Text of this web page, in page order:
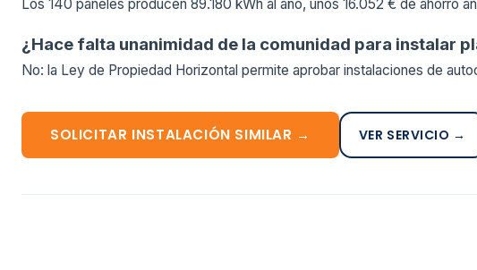
Los 140 paneles producen 89.180 kWh al año, unos 16.052 € de ahorro
¿Hace falta unanimidad de la comunidad para instalar
No: la Ley de Propiedad Horizontal permite aprobar instalaciones de
SOLICITAR INSTALACIÓN SIMILAR → VER SERVICIO →